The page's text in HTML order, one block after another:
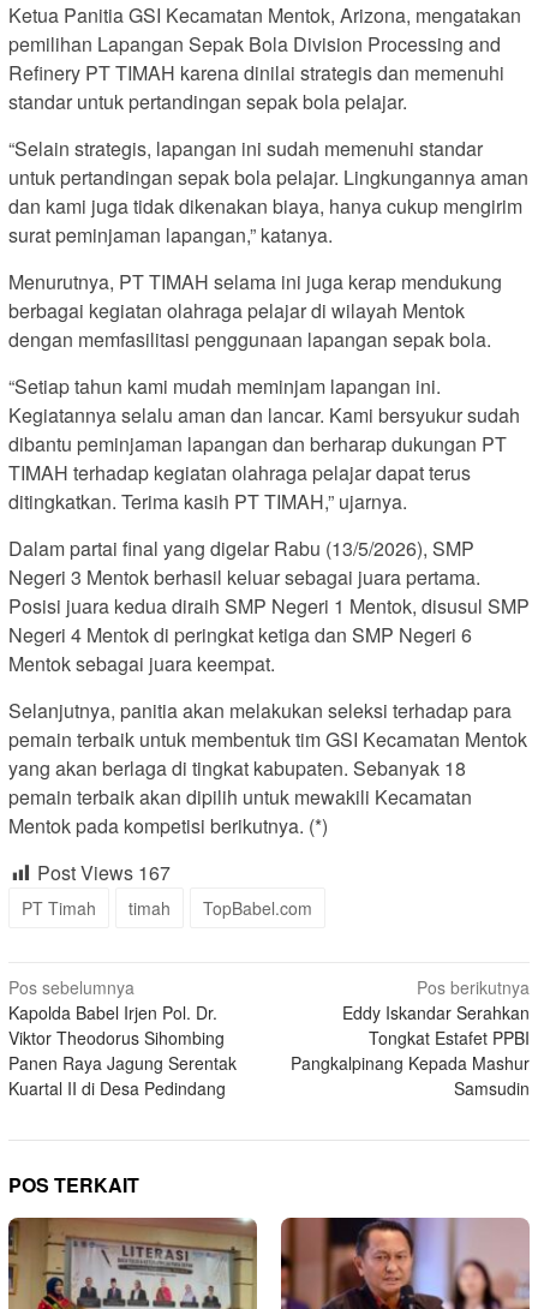
Ketua Panitia GSI Kecamatan Mentok, Arizona, mengatakan
pemilihan Lapangan Sepak Bola Division Processing and
Refinery PT TIMAH karena dinilai strategis dan memenuhi
standar untuk pertandingan sepak bola pelajar.
“Selain strategis, lapangan ini sudah memenuhi standar
untuk pertandingan sepak bola pelajar. Lingkungannya aman
dan kami juga tidak dikenakan biaya, hanya cukup mengirim
surat peminjaman lapangan,” katanya.
Menurutnya, PT TIMAH selama ini juga kerap mendukung
berbagai kegiatan olahraga pelajar di wilayah Mentok
dengan memfasilitasi penggunaan lapangan sepak bola.
“Setiap tahun kami mudah meminjam lapangan ini.
Kegiatannya selalu aman dan lancar. Kami bersyukur sudah
dibantu peminjaman lapangan dan berharap dukungan PT
TIMAH terhadap kegiatan olahraga pelajar dapat terus
ditingkatkan. Terima kasih PT TIMAH,” ujarnya.
Dalam partai final yang digelar Rabu (13/5/2026), SMP
Negeri 3 Mentok berhasil keluar sebagai juara pertama.
Posisi juara kedua diraih SMP Negeri 1 Mentok, disusul SMP
Negeri 4 Mentok di peringkat ketiga dan SMP Negeri 6
Mentok sebagai juara keempat.
Selanjutnya, panitia akan melakukan seleksi terhadap para
pemain terbaik untuk membentuk tim GSI Kecamatan Mentok
yang akan berlaga di tingkat kabupaten. Sebanyak 18
pemain terbaik akan dipilih untuk mewakili Kecamatan
Mentok pada kompetisi berikutnya. (*)
Post Views 167
PT Timah timah TopBabel.com
Navigasi
pos
Pos sebelumnya
Kapolda Babel Irjen Pol. Dr.
Viktor Theodorus Sihombing
Panen Raya Jagung Serentak
Kuartal II di Desa Pedindang
Pos berikutnya
Eddy Iskandar Serahkan
Tongkat Estafet PPBI
Pangkalpinang Kepada Mashur
Samsudin
POS TERKAIT